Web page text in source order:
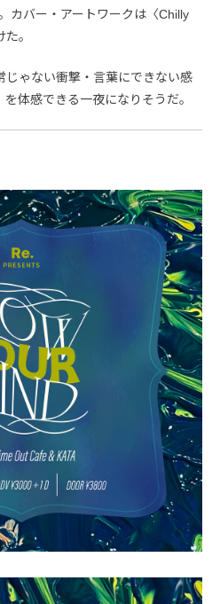
カバー・アートワークは〈Chilly
。
じゃない衝撃・言葉にできない感
体感できる一夜になりそうだ。